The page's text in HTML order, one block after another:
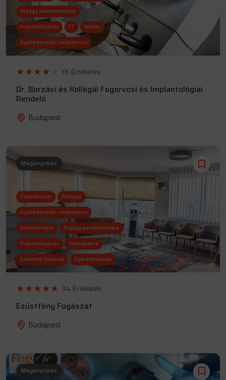
Fogágy parodontológia
Fogszabályozás CT Altatás
Gyökérkezelés / endodoncia
Implantológia 16 Értékelés
Dr. Borzási és Kollégái Fogorvosi és Implantológiai
Rendelő
Budapest
Magánpraxis
Szájsebészet Röntgen
Gyökérkezelés / endodoncia
Implantológia Fogágy parodontológia
Fogszabályozás Szájhigiénia
Esztétikai fogászat Gyerekfogászat
34 Értékelés
Ezüstfény Fogászat
Budapest
Magánpraxis